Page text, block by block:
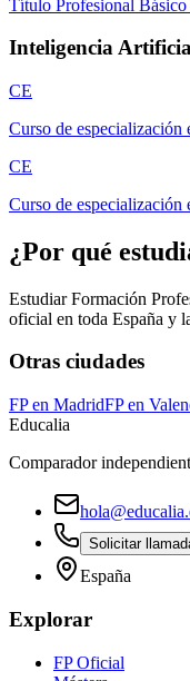
Título Profesional
Inteligencia
CE
Curso de especialización
CE
Curso de especialización
¿Por qué
Estudiar Formación
oficial en toda España y
Otras ciudades
FP en MadridFP en
Educalia
Comparador
Solicitar
España
Explorar
FP Oficial